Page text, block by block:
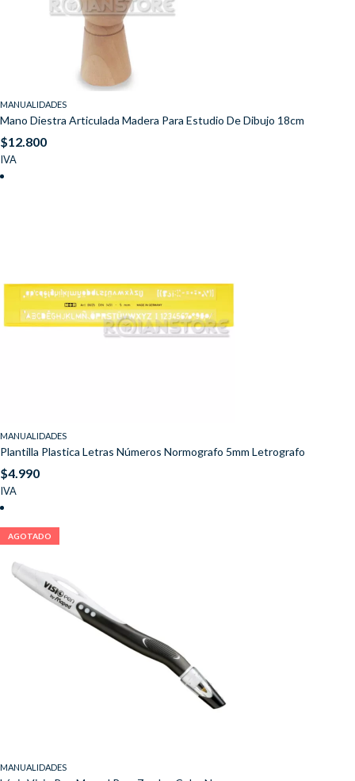
MANUALIDADES
Mano Diestra Articulada Madera Para Estudio De Dibujo 18cm
$12.800
IVA
MANUALIDADES
Plantilla Plastica Letras Números Normografo 5mm Letrografo
$4.990
IVA
AGOTADO
MANUALIDADES